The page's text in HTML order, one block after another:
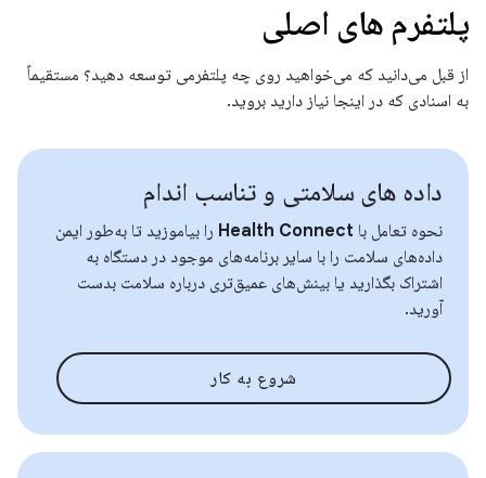
پلتفرم های اصلی
از قبل می‌دانید که می‌خواهید روی چه پلتفرمی توسعه دهید؟ مستقیماً
به اسنادی که در اینجا نیاز دارید بروید.
داده های سلامتی و تناسب اندام
نحوه تعامل با Health Connect را بیاموزید تا به‌طور ایمن
داده‌های سلامت را با سایر برنامه‌های موجود در دستگاه به
اشتراک بگذارید یا بینش‌های عمیق‌تری درباره سلامت بدست
آورید.
شروع به کار